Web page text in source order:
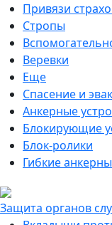
Привязи
Стропы
Веревки
Еще
Спасение и
Анкерные
Блокирующие
Блок-ролики
Гибкие
Защита органов